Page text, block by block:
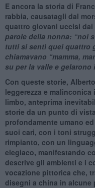
E ancora la storia di
rabbia, causatagli dal
quattro giovani uccisi dai
parole della nonna: “noi
tutti si sentì quei quattro
chiamavano “mamma,
su per la valle e gelarono
Con queste storie,
leggerezza e
limbo, anteprima
storie da un punto di
profondamente umano
suoi cari, con i toni
rimpianto, con un
elegiaco, manifestando
descrive gli ambienti e i
vocazione pittorica che,
disegni a china in alcune